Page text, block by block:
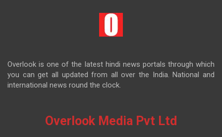
Overlook is one of the latest hindi news portals through which
you can get all updated from all over the India. National and
international news round the clock.
Overlook Media Pvt Ltd